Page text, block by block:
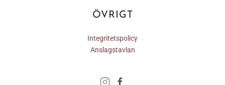
ÖVRIGT
Integritetspolicy
Anslagstavlan